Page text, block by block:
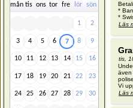
mån tis ons tor fre lör sön
1 2
3 4 5 6 7 8 9
10 11 12 13 14 15 16
17 18 19 20 21 22 23
24 25 26 27 28 29 30
*
*
Läs
tis,
även
Vi
Läs